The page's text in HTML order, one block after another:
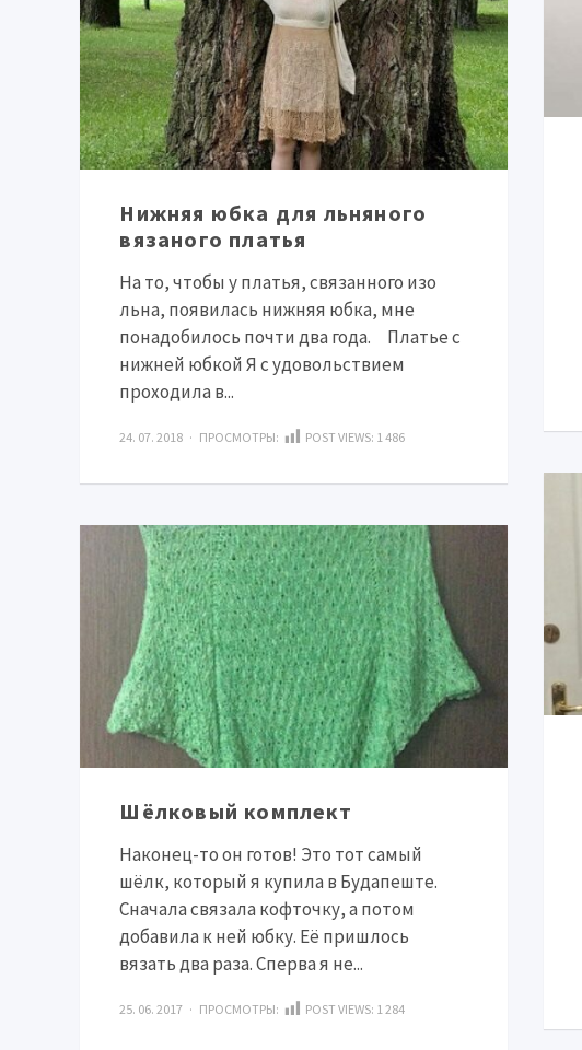
Нижняя юбка для льняного
вязаного платья
На то, чтобы у платья, связанного изо
льна, появилась нижняя юбка, мне
понадобилось почти два года. Платье с
нижней юбкой Я с удовольствием
проходила в...
24. 07. 2018 · ПРОСМОТРЫ: POST VIEWS: 1 486
Шёлковый комплект
Наконец-то он готов! Это тот самый
шёлк, который я купила в Будапеште.
Сначала связала кофточку, а потом
добавила к ней юбку. Её пришлось
вязать два раза. Сперва я не...
25. 06. 2017 · ПРОСМОТРЫ: POST VIEWS: 1 284